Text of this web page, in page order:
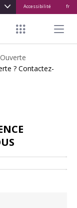
Accessibilité fr
Menu Menu
? Contactez-